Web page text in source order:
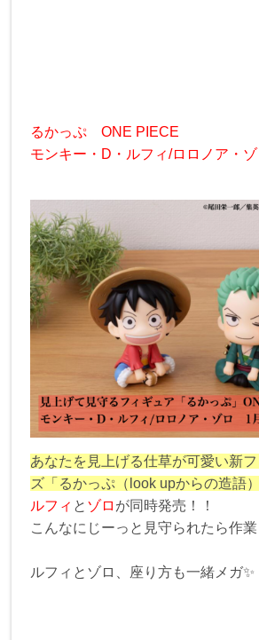
るかっぷ ONE PIECE
モンキー・D・ルフィ/ロロノア・ゾ
あなたを見上げる仕草が可愛い新
ズ「るかっぷ（look upからの造語）
ルフィ と ゾロ が同時発売！！
こんなにじーっと見守られたら作
ルフィとゾロ、座り方も一緒メガ✨